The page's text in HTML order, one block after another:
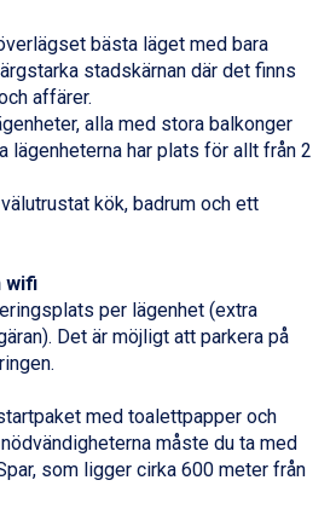
kr.
kr.
9.645 kr.
kr.
kr.
8.395 kr.
kr.
6.295 kr.
kr.
7.395 kr.
6.145 kr.
kr.
kr.
kr.
kr.
kr.
kr.
kr.
bästa läget med bara
stadskärnan där det finns
affärer.
alla med stora balkonger
lägenheterna har plats för allt från 2
kök, badrum och ett
wifi
per lägenhet (extra
Det är möjligt att parkera på
med toalettpapper och
måste du ta med
som ligger cirka 600 meter från